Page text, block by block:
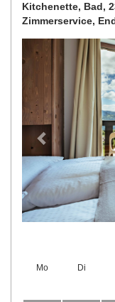
Kitchenette, Bad,
Zimmerservice,
Previous
Mo Di